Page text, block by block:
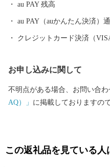
au PAY 残高
au PAY（auかんたん決済）
クレジットカード決済（
お申し込みに関して
不明点がある場合、お問い合
AQ）」 に掲載しておりますの
この返礼品を見ている人